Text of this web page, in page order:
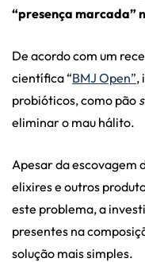
“presença marcada”
De acordo com um
científica “BMJ Open”,
probióticos, como pão
eliminar o mau hálito.
Apesar da escovagem
elixires e outros
este problema, a
presentes na
solução mais simples.